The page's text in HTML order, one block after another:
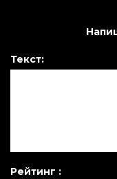
Текст:
Рейтинг :